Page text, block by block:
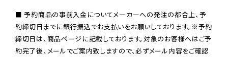
■ 予約商品の事前入金についてメーカーへの発注の都合上、予
約締切日までに銀行振込でお支払いをお願いしております。※予約
締切日は、商品ページに記載しております。対象のお客様へはご予
約完了後、メールでご案内致しますので、必ずメール内容をご確認